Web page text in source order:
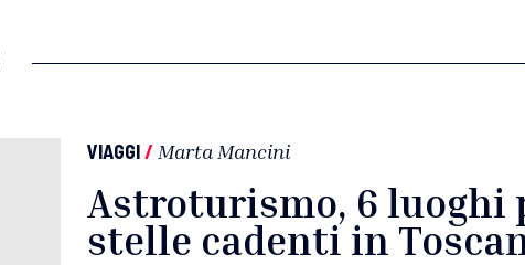
VIAGGI/ Marta Mancini
Astroturismo, 6 luoghi
stelle cadenti in